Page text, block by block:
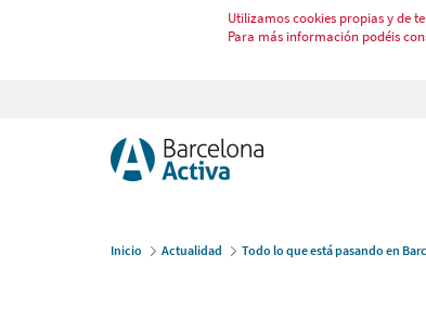
Utilizamos cookies propias y de
Para más información podéis
Inicio Actualidad Todo lo que está pasando en